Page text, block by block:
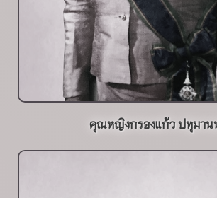
คุณหญิงกรองแก้ว ปทุมาน